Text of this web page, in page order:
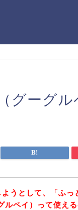
グーグル
うとして、「ふっ
ペイ）って使え